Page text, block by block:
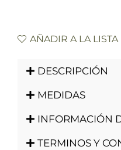
AÑADIR A LA
DESCRIPCIÓN
MEDIDAS
INFORMACIÓN
TERMINOS Y